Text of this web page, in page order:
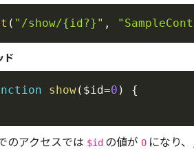
( "/show/{id?}" ,
ド
show( $id=0 )
{
のアクセスでは $id の値が 0 になり、